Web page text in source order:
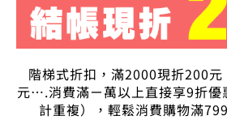
階梯式折扣，滿2000現折200
元….消費滿ㄧ萬以上直接享9折優
計重複），輕鬆消費購物滿